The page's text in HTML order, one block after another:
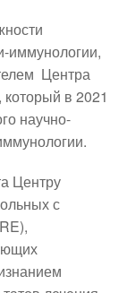
иммунологии,
Центра
в 2021
научно-
Центру
с